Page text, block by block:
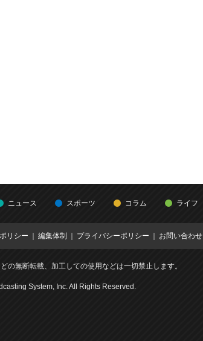
ニュース スポーツ コラム ライフ
リシー 編集体制 プライバシーポリシー お問い合わせ
の無断転載、加工しての使用などは一切禁止します。
System, Inc. All Rights Reserved.